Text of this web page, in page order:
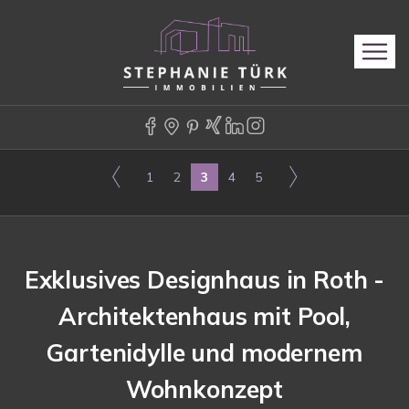
1 2 3 4 5
Exklusives Designhaus in Roth -
Architektenhaus mit Pool,
Gartenidylle und modernem
Wohnkonzept